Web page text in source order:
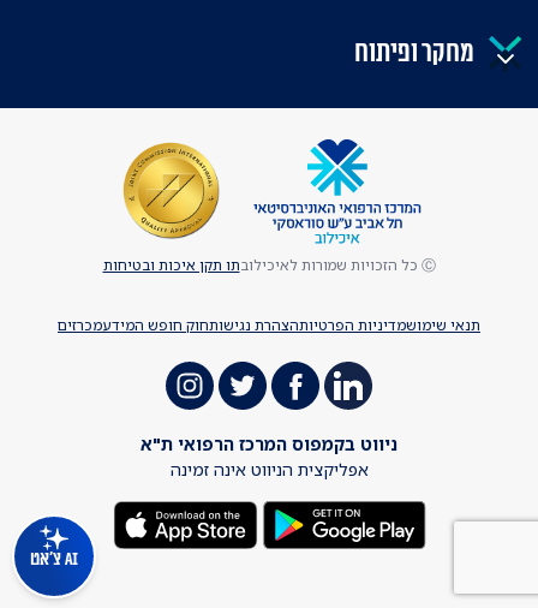
AI צ'אט
מחקר ופיתוח
תנאי שימושמדיניות הפרטיותהצהרת נגישותחוק חופש המידעמכרזים
Ⓒ כל הזכויות שמורות לאיכילוב תו תקן איכות ובטיחות
ניווט בקמפוס המרכז הרפואי ת"א
אפליקצית הניווט אינה זמינה